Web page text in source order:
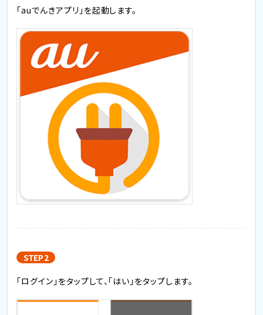
「auでんきアプリ」を起動します。
STEP 2
「ログイン」をタップして、「はい」をタップします。